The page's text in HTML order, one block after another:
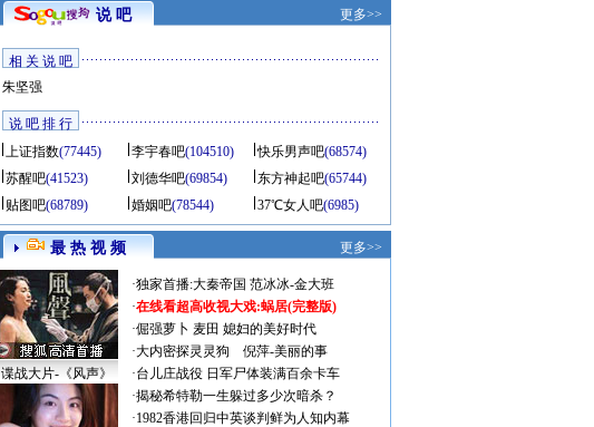
说 吧 更多>>
相 关 说 吧
朱坚强
说 吧 排 行
上证指数(77445) 李宇春吧(104510) 快乐男声吧(68574)
苏醒吧(41523) 刘德华吧(69854) 东方神起吧(65744)
贴图吧(68789) 婚姻吧(78544) 37℃女人吧(6985)
最 热 视 频 更多>>
谍战大片-《风声》
·独家首播:大秦帝国 范冰冰-金大班
·在线看超高收视大戏:蜗居(完整版)
·倔强萝卜 麦田 媳妇的美好时代
·大内密探灵灵狗
倪萍-美丽的事
·台儿庄战役 日军尸体装满百余卡车
·揭秘希特勒一生躲过多少次暗杀？
·1982香港回归中英谈判鲜为人知内幕